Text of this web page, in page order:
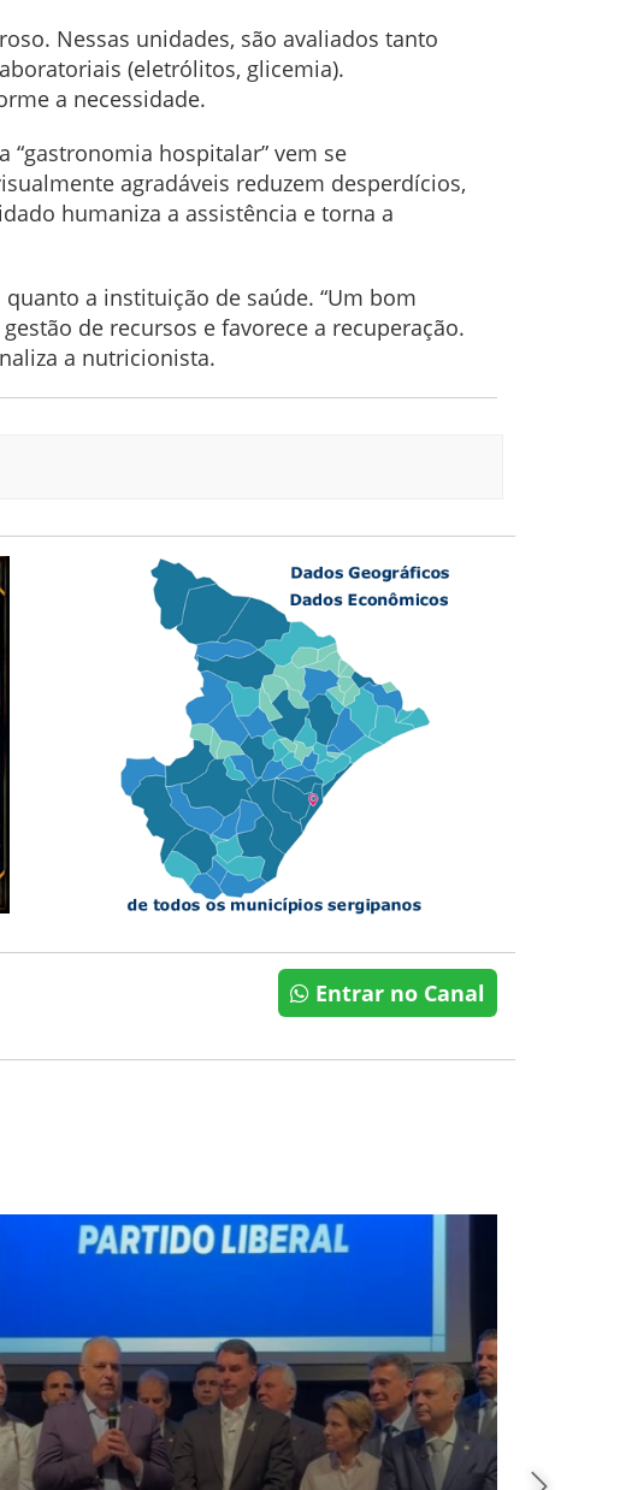
Nessas unidades, são avaliados tanto
(eletrólitos, glicemia).
a necessidade.
hospitalar” vem se
agradáveis reduzem desperdícios,
humaniza a assistência e torna a
a instituição de saúde. “Um bom
de recursos e favorece a recuperação.
a nutricionista.
Entrar no Canal